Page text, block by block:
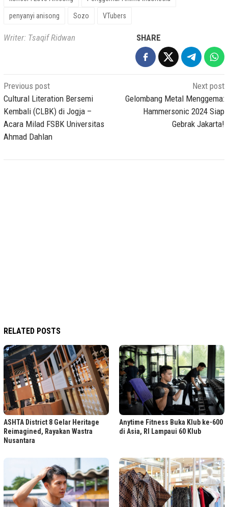
penyanyi anisong Sozo VTubers
Writer: Tsaqif Ridwan SHARE
Post
navigation
Previous post
Cultural Literation Bersemi
Kembali (CLBK) di Jogja –
Acara Milad FSBK Universitas
Ahmad Dahlan
Next post
Gelombang Metal Menggema:
Hammersonic 2024 Siap
Gebrak Jakarta!
RELATED POSTS
ASHTA District 8 Gelar Heritage
Reimagined, Rayakan Wastra
Nusantara
Anytime Fitness Buka Klub ke-600
di Asia, RI Lampaui 60 Klub